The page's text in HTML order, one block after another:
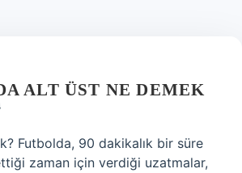
ALT ÜST NE DEMEK
Futbolda, 90 dakikalık bir süre
zaman için verdiği uzatmalar,